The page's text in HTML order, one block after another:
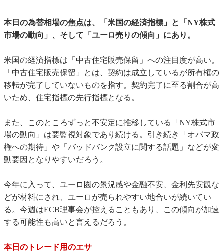
本日の為替相場の焦点は、「米国の経済指標」と「NY株式
市場の動向」、そして「ユーロ売りの傾向」にあり。
米国の経済指標は「中古住宅販売保留」への注目度が高い。
「中古住宅販売保留」とは、契約は成立しているが所有権の
移転が完了していないものを指す。契約完了に至る割合が高
いため、住宅指標の先行指標となる。
また、このところずっと不安定に推移している「NY株式市
場の動向」は要監視対象であり続ける。引き続き「オバマ政
権への期待」や「バッドバンク設立に関する話題」などが変
動要因となりやすいだろう。
今年に入って、ユーロ圏の景況感や金融不安、金利先安観な
どが材料にされ、ユーロが売られやすい地合いが続いてい
る。今週はECB理事会が控えることもあり、この傾向が加速
する可能性も高いと言えるだろう。
本日のトレード用のエサ